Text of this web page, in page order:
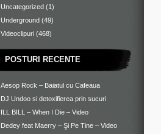
Uncategorized (1)
Underground (49)
Videoclipuri (468)
POSTURI RECENTE
Aesop Rock – Baiatul cu Cafeaua
DJ Undoo si detoxifierea prin sucuri
ILL BILL – When I Die – Video
Dedey feat Maerry – Şi Pe Tine – Video